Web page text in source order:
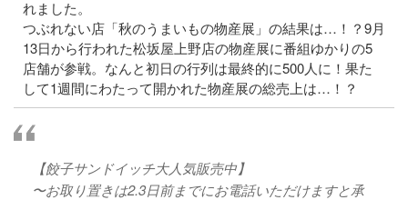
れました。
つぶれない店「秋のうまいもの物産展」の結果は…！？9月
13日から行われた松坂屋上野店の物産展に番組ゆかりの5
店舗が参戦。なんと初日の行列は最終的に500人に！果た
して1週間にわたって開かれた物産展の総売上は…！？
【餃子サンドイッチ大人気販売中】
〜お取り置きは2.3日前までにお電話いただけますと承